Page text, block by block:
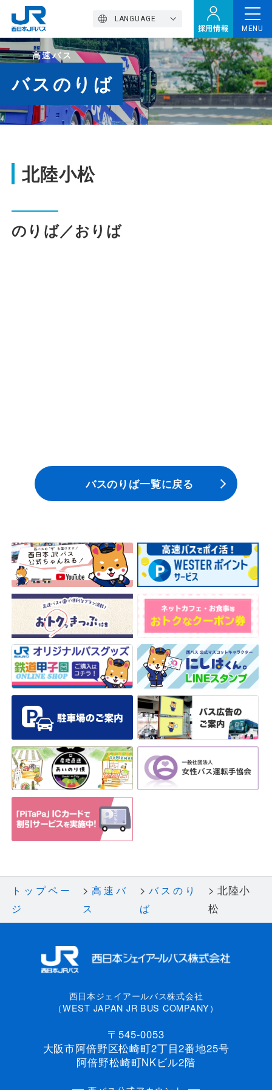
採用情報
LANGUAGE
MENU
トップページ
西バスの魅力
高速バス
定期観光バス
お問い合わせ・Q&A
会社案内
安全安心への
取組み
採用情報
高速バス
バスのりば
北陸小松
のりば／おりば
バスのりば一覧に戻る
トップペー
ジ
高速バ
ス
バスのり
ば
北陸小
松
西日本ジェイアールバス株式会社
（WEST JAPAN JR BUS COMPANY）
〒545-0053
大阪市阿倍野区松崎町2丁目2番地25号
阿倍野松崎町NKビル2階